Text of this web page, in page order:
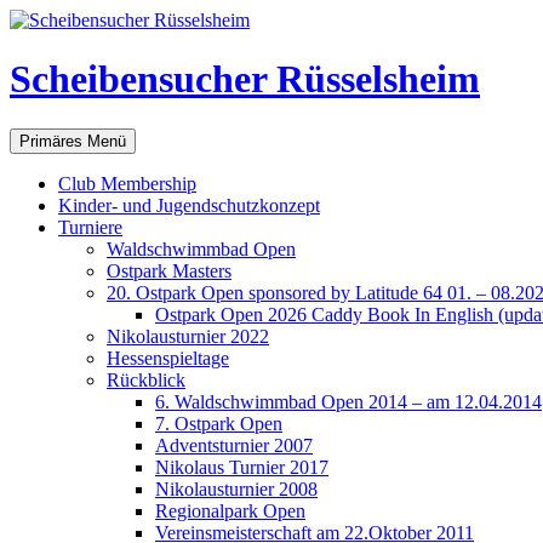
Scheibensucher Rüsselsheim
Suchen
Primäres Menü Zum
Inhalt
springen
Club Membership
Kinder- und Jugendschutzkonzept
Turniere
Waldschwimmbad Open
Ostpark Masters
20. Ostpark Open sponsored by Latitude 64 01. –
Ostpark Open 2026 Caddy Book In English
Nikolausturnier 2022
Hessenspieltage
Rückblick
6. Waldschwimmbad Open 2014 – am 12.04.2014
7. Ostpark Open
Adventsturnier 2007
Nikolaus Turnier 2017
Nikolausturnier 2008
Regionalpark Open
Vereinsmeisterschaft am 22.Oktober 2011